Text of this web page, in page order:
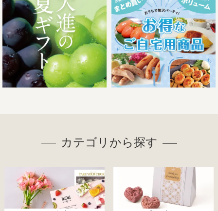
カテゴリから探す